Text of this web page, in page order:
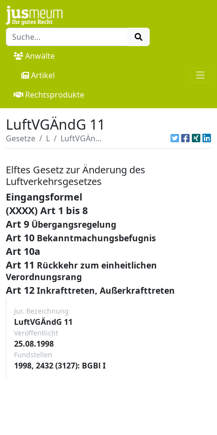
Anwälte
Artikel
Rechtsprodukte
LuftVGÄndG 11
Gesetze L LuftVGÄndG 11
Elftes Gesetz zur Änderung des
Luftverkehrsgesetzes
Eingangsformel
(XXXX) Art 1 bis 8
Art 9 Übergangsregelung
Art 10 Bekanntmachungsbefugnis
Art 10a
Art 11 Rückkehr zum einheitlichen
Verordnungsrang
Art 12 Inkrafttreten, Außerkrafttreten
Jur. Bezeichnung
LuftVGÄndG 11
Veröffentlicht
25.08.1998
Fundstellen
1998, 2432 (3127): BGBl I